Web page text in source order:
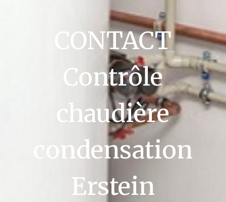
CONTACT
Contrôle
chaudière
condensation
Erstein